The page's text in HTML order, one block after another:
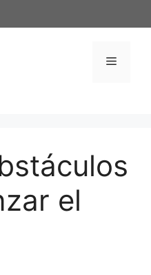
Menú
el